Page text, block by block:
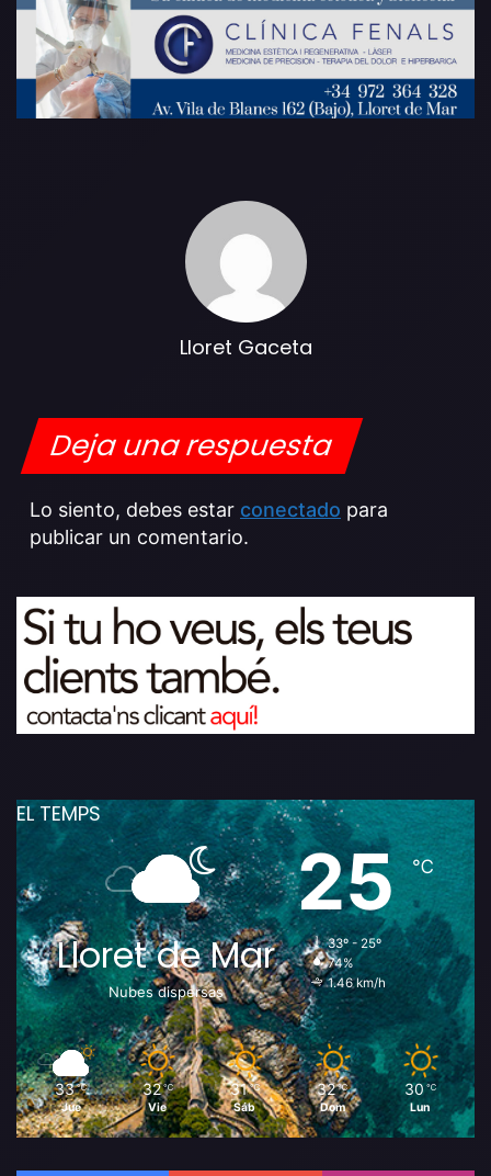
Lloret Gaceta
Deja una respuesta
Lo siento, debes estar conectado para
publicar un comentario.
EL TEMPS
Lloret de Mar
Nubes dispersas
25℃
33º - 25º
74%
1.46 km/h
33 ℃
Jue
32 ℃
Vie
31 ℃
Sáb
32 ℃
Dom
30 ℃
Lun